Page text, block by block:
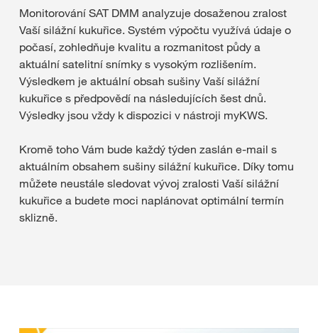
Monitorování SAT DMM analyzuje dosaženou zralost
Vaší silážní kukuřice. Systém výpočtu využívá údaje o
počasí, zohledňuje kvalitu a rozmanitost půdy a
aktuální satelitní snímky s vysokým rozlišením.
Výsledkem je aktuální obsah sušiny Vaší silážní
kukuřice s předpovědí na následujících šest dnů.
Výsledky jsou vždy k dispozici v nástroji myKWS.
Kromě toho Vám bude každý týden zaslán e-mail s
aktuálním obsahem sušiny silážní kukuřice. Díky tomu
můžete neustále sledovat vývoj zralosti Vaší silážní
kukuřice a budete moci naplánovat optimální termín
sklizně.